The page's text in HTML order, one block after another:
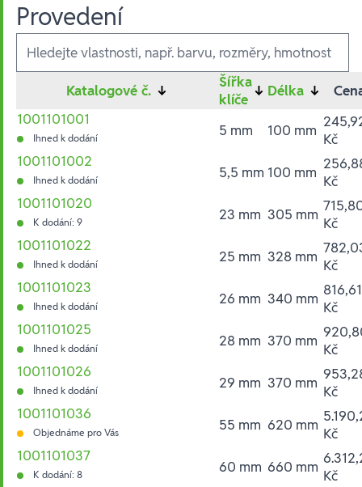
Provedení
Ausführungen
Katalogové č. ↓
Šířka
klíče ↓ Délka ↓
1001101001
Ihned k dodání 5 mm 100 mm Kč
1001101002
Ihned k dodání 5,5 mm 100 mm Kč
1001101020
K dodání: 9 23 mm 305 mm Kč
1001101022
Ihned k dodání 25 mm 328 mm Kč
1001101023
Ihned k dodání 26 mm 340 mm 816,61
Kč
1001101025
Ihned k dodání 28 mm 370 mm Kč
1001101026
Ihned k dodání 29 mm 370 mm Kč
1001101036
Objednáme pro Vás 55 mm 620 mm Kč
1001101037
K dodání: 8 60 mm 660 mm Kč